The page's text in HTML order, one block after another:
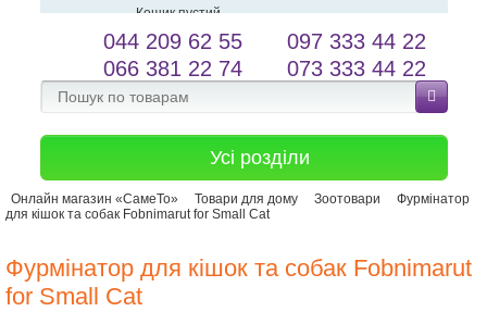
Кошик пустий
salessameto@gmail.com
Зворотній зв'язок
Мова сайту
044 209 62 55
097 333 44 22
066 381 22 74
073 333 44 22
Усі розділи
Онлайн магазин «СамеТо» Товари для дому Зоотовари
Фурмінатор
для кішок та собак Fobnimarut for Small Cat
Фурмінатор для кішок та собак Fobnimarut
for Small Cat